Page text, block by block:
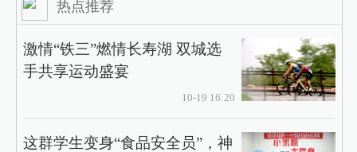
热点推荐
激情“铁三”燃情长寿湖 双城选
手共享运动盛宴
10-19 16:20
这群学生变身“食品安全员”，神